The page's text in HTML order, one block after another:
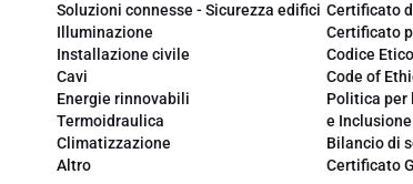
Soluzioni connesse - Sicurezza edifici
Illuminazione
Installazione civile
Cavi
Energie rinnovabili
Termoidraulica
Climatizzazione
Altro
Certificato
Certificato
Codice Etico
Code of
Politica per
e Inclusione
Bilancio di
Certificato